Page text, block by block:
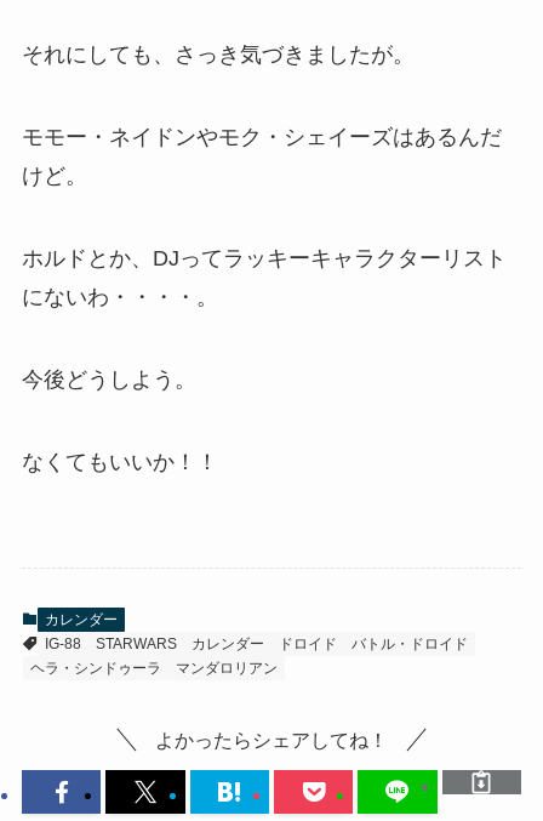
それにしても、さっき気づきましたが。
モモー・ネイドンやモク・シェイーズはあるんだ
けど。
ホルドとか、DJってラッキーキャラクターリスト
にないわ・・・・。
今後どうしよう。
なくてもいいか！！
カレンダー
IG-88
STARWARS カレンダー ドロイド
バトル・ドロイド
ヘラ・シンドゥーラ
マンダロリアン
よかったらシェアしてね！